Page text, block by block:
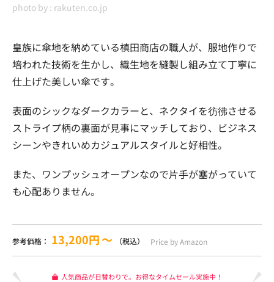
photo by : rakuten.co.jp
皇族に傘地を納めている槙田商店の職人が、服地作りで
培われた技術を生かし、織生地を縫製し組み立て丁寧に
仕上げた美しい傘です。
表面のシックなダークカラーと、ネクタイを彷彿させる
ストライプ柄の裏面が見事にマッチしており、ビジネス
シーンやきれいめカジュアルスタイルと好相性。
また、ワンプッシュオープンなので片手が塞がっていて
も心配ありません。
参考価格： 13,200円〜 （税込） Price by Amazon
人気商品が日替わりで。お得なタイムセール実施中！